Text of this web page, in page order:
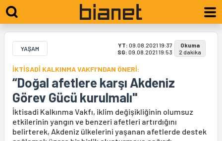
YAŞAM YT: 09.08.2021 19:37
SG: 09.08.2021 19:53
Okuma
2 dakika
İKTİSADİ KALKINMA VAKFI’NDAN ÖNERİ:
“Doğal afetlere karşı Akdeniz
Görev Gücü kurulmalı"
İktisadi Kalkınma Vakfı, iklim değişikliğinin olumsuz
etkilerinin yangın ve benzeri afetleri artırdığını
belirterek, Akdeniz ülkelerini yaşanan afetlerde destek